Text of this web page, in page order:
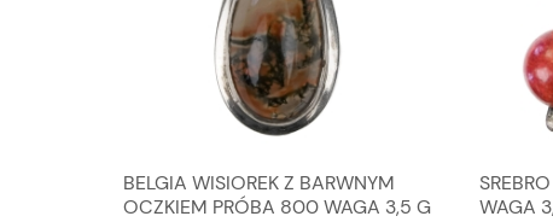
BELGIA WISIOREK Z BARWNYM
OCZKIEM PRÓBA 800 WAGA 3,5 G
WAGA